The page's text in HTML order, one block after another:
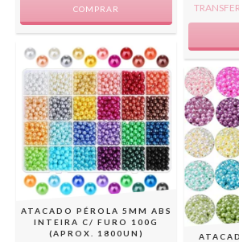
COMPRAR
ATACADO PÉROLA 5MM ABS
INTEIRA C/ FURO 100G
(APROX. 1800UN)